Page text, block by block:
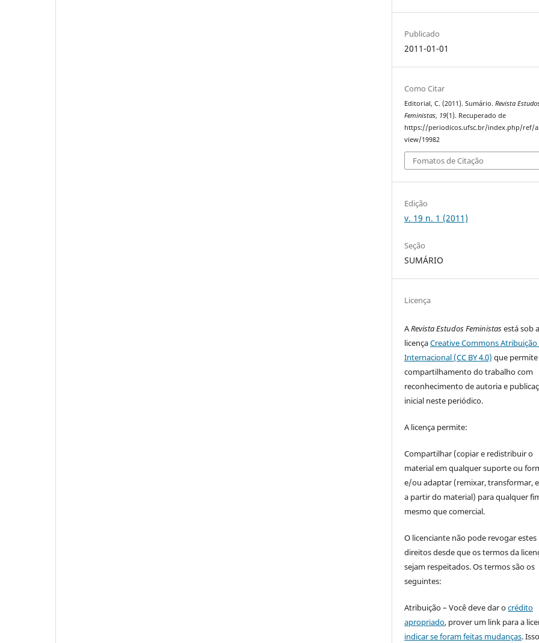
Publicado
2011-01-01
Como Citar
Editorial, C. (2011). Sumário.Revista
Feministas, 19(1). Recuperado de
https://periodicos.ufsc.br/index.php/ref/
view/19982
Fomatos de Citação
Edição
v. 19 n. 1 (2011)
Seção
SUMÁRIO
Licença
ARevista Estudos Feministasestá sob a
licençaCreative Commons Atribuição
Internacional (CC BY 4.0) que
compartilhamento do trabalho com
reconhecimento de autoria e
inicial neste periódico.
A licença permite:
Compartilhar (copiar e redistribuir o
material em qualquer suporte ou
e/ou adaptar (remixar, transformar,
a partir do material) para qualquer
mesmo que comercial.
O licenciante não pode revogar estes
direitos desde que os termos da
sejam respeitados. Os termos são os
seguintes:
Atribuição – Você deve dar ocrédito
apropriado, prover um link para a
indicar se foram feitas mudanças.